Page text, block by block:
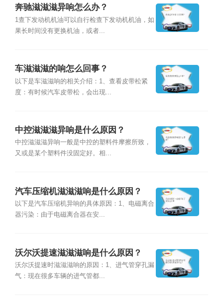
奔驰滋滋滋异响怎么办？
1查下发动机机油可以自行检查下发动机机油，如
果长时间没有更换机油，或者...
车滋滋滋的响怎么回事？
以下是车滋滋响的相关介绍：1、查看皮带松紧
度：有时候汽车皮带松，会出现...
中控滋滋滋异响是什么原因？
中控滋滋滋异响一般是中控的塑料件摩擦所致，
又或是某个塑料件没固定好。相...
汽车压缩机滋滋滋响是什么原因？
以下是汽车压缩机异响的具体原因：1、电磁离合
器污染：由于电磁离合器在安...
沃尔沃提速滋滋滋响是什么原因？
沃尔沃提速时滋滋滋响的原因：1、进气管穿孔漏
气：现在很多车辆的进气管都...